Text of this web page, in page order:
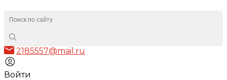
2185557@mail.ru
Войти